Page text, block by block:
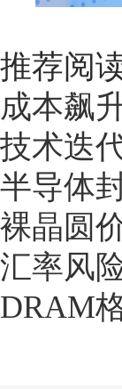
推荐阅
成本飙
技术迭
半导体
裸晶圆
汇率风
DRAM